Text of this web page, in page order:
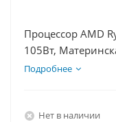
Процессор AMD
105Вт,
WIFI, Видеокарта
Подробнее
Нет в наличии